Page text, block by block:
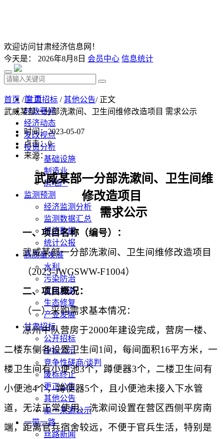
欢迎访问甘肃经济信息网！
今天是： 2026年8月8日 会员中心 信息统计
首 页
时政要闻
经济动态
发改视点
投资分析
基础设施
制造业
房地产
监测预测
经济监测分析
监测数据汇总
经济数据
统计公报
高质量发展
水利
污染防治
文化旅游
生态修复
产业发展
甘肃招标
公开招标
中标公示
竞争性磋商/谈判
废标终止
更正公告
其他公告
单一来源公示
一带一路
丝路新闻
首页 /甘肃招标 /其他公告/ 正文
武威某部一分部洗漱间、卫生间维修改造项目 需求公示
时间：2023-05-07
点击：0
来源：
武威某部一分部洗漱间、卫生间维
修改造项目
需求公示
一、项目名称（编号）：
武威某部一分部洗漱间、卫生间维修改造项目
（2023-JWGSWW-F1004）
二、项目概况：
（一）采购需求基本情况：
凉州中队营房于2000年建设完成，营房一楼、
二楼东侧各设置卫生间1间，每间面积16平方米，一
楼卫生间有小便池3个，蹲便器3个，二楼卫生间有
小便池4个，蹲便器5个，且小便池未接入下水管
道，无法正常使用。洗漱间设置在营区西侧平房南
端，距离官兵宿舍较远，不便于官兵生活，特别是